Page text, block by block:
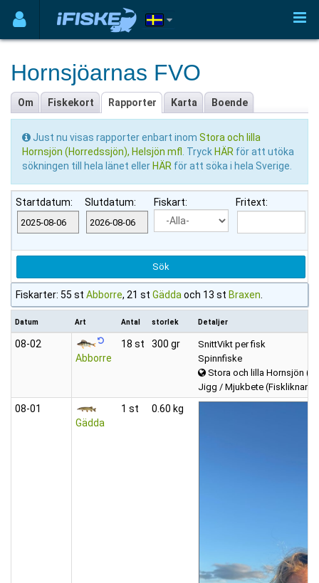
Hornsjöarnas FVO
Om Fiskekort Rapporter Karta Boende
Just nu visas rapporter enbart inom Stora och lilla
Hornsjön (Horredssjön), Helsjön mfl . Tryck HÄR för att utöka
sökningen till hela länet eller HÄR för att söka i hela Sverige.
Startdatum: Slutdatum: Fiskart: Fritext:
Fiskarter: 55 st Abborre, 21 st Gädda och 13 st Braxen
Datum Art Antal storlek Detaljer
08‑02
Abborre
18 st 300 gr
SnittVikt per fisk
Spinnfiske
Stora och lilla Hornsjön
Jigg / Mjukbete
08‑01
Gädda
1 st 0.60 kg